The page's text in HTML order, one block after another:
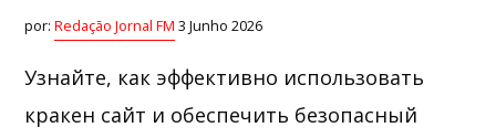
por:Redação Jornal FM 3 Junho 2026
Узнайте, как эффективно использовать
кракен сайт и обеспечить безопасный